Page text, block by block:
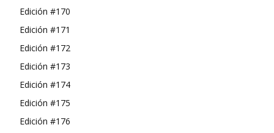
Edición #170
Edición #171
Edición #172
Edición #173
Edición #174
Edición #175
Edición #176